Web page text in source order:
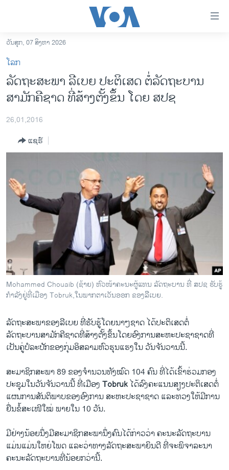
ເຂົ້າ
ຫາ
ຂ້າມ
ຂ້າມ
ຂ້າມ
ຫາ
ລາວ
ອາເມຣິກາ
ຂ່າວ​ຈີນ
ໂລກ
ອິດສະຫຼະພາບດ້ານການຂ່າວ
ຊີວິດຊາວລາວ
ຊຸມຊົນຊາວລາວ
ວິທະຍາສາດ-ເທັກໂນໂລຈີ
ທຸລະກິດ
ພາສາອັງກິດ
ວີດີໂອ
ລາຍການກະຈາຍສຽງ
ລາຍງານ
ຕິດຕາມພວກເຮົາ ທີ່
ພາສາຕ່າງໆ
ວັນສຸກ, 07 ສິງຫາ 2026
ໂລກ
ລັດຖະສະພາ ລີເບຍ ປະຕິເສດ ຕໍ່ລັດຖະບານ ​
ສາມັກຄີ​ຊາດ ທີ່​ສ້າງຕັ້ງຂຶ້ນ ໂດຍ ສປຊ
26,01,2016
ແຊຣ໌
Mohammed Chouaib (ຊ້າຍ) ຫົວໜ້າຄະນະຜູ້ແທນ ລັດຖະບານ ທີ່ ສປຊ ຮັບຮູ້
ກຳລັງຢູ່ທີ່ເມືອງ Tobruk,ໃນພາກຕາເວັນອອກ ຂອງລິີເບຍ.
ລັດຖະສະພາ​ຂອງ​ລີ​ເບຍ ທີ່​ຮັບ​ຮູ້​ໂດຍນາໆ​ຊາດ​ ​ໄດ້ປະຕິ​ເສດຕໍ່​
ລັດຖະບານ​ສາມັກຄີ​ຊາດທີ່​ສ້າງຕັ້ງຂຶ້ນໂດຍອົງການ​ສະຫະ​ປະຊາ​ຊາດທີ່​
ເປັນ​ຄູ່​ປໍ​ລະ​ປັກຂອງ​ກຸ່ມ​ອິສລາມຫົວ​ຮຸນ​ແຮງໃນ ວັນ​ຈັນ​ວານ​ນີ້.
ສະມາຊິກ​ສະພາ 89 ຂອງຈຳນວນ​ທັງ​ໝົດ 104 ຄົນ ທີ່​ໄດ້​ເຂົ້າ​ຮ່ວມກອງ​
ປະຊຸມໃນວັນ​ຈັນ​ວານ​ນີ້ ທີ່​ເມືອງTobrukໄດ້ລົງຄະແນນສຽງປະຕິເສດຕໍ່
ແຜນການສັນຕິພາບຂອງອົງການ ສະຫະປະຊາຊາດ ແລະທວງໃຫ້ມີການ
ຍື່ນ​ຂໍ້ສະເໜີໃໝ່ ພາຍໃນ 10 ວັນ.
ມີຢ່າງນ້ອຍນຶ່ງມີສະມາຊິກສະພານຶ່ງ​ຄົນໄດ້ກ່າວວ່າ ຄະນະ​ລັດຖະບານ​
ແມ່ນແມ່ນໃຫຍ່ໂພດ ແລະວ່າທາງລັດຖະສະພາຍິນ​ດີ ທີ່​ຈະ​ພິຈາລະນາ​
ຄະນະ​ລັດຖະບານທີ່​ນ້ອຍ​ກວ່າ​ນີ້.